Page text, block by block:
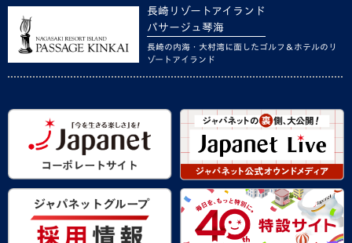
長崎リゾートアイランド
パサージュ琴海
長崎の内海・大村湾に面したゴルフ＆ホテルのリ
ゾートアイランド